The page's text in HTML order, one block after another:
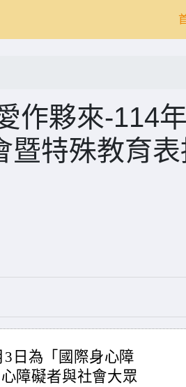
作夥來-114
暨特殊教育
日為「國際身心障
障礙者與社會大眾